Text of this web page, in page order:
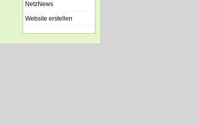
NetzNews
Website erstellen